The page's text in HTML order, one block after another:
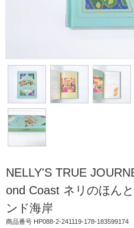
NELLY'S TRUE
ond Coast ネリのほん
ンド海岸
商品番号 HP088-2-241119-178-183599174